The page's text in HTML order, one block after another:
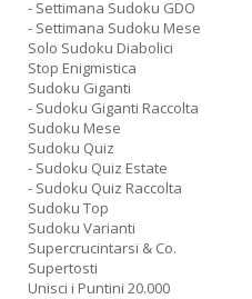
- Settimana Sudoku GDO
- Settimana Sudoku Mese
Solo Sudoku Diabolici
Stop Enigmistica
Sudoku Giganti
- Sudoku Giganti Raccolta
Sudoku Mese
Sudoku Quiz
- Sudoku Quiz Estate
- Sudoku Quiz Raccolta
Sudoku Top
Sudoku Varianti
Supercrucintarsi & Co.
Supertosti
Unisci i Puntini 20.000